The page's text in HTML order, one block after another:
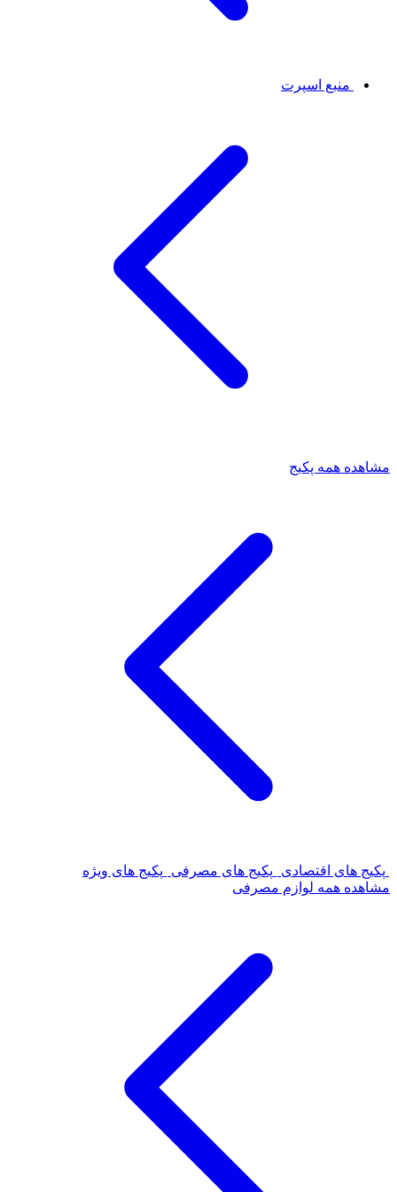
منبع اسپرت
مشاهده همه پکیج
پکیج های اقتصادی پکیج های مصرفی
پکیج های ویژه
مشاهده همه لوازم مصرفی